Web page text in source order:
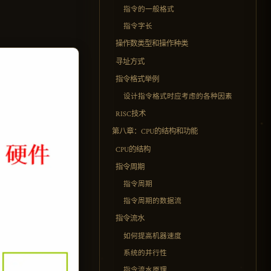
指令的一般格式
指令字长
操作数类型和操作种类
寻址方式
指令格式举例
设计指令格式时应考虑的各种因素
RISC技术
第八章：CPU的结构和功能
CPU的结构
指令周期
指令周期
指令周期的数据流
指令流水
如何提高机器速度
系统的并行性